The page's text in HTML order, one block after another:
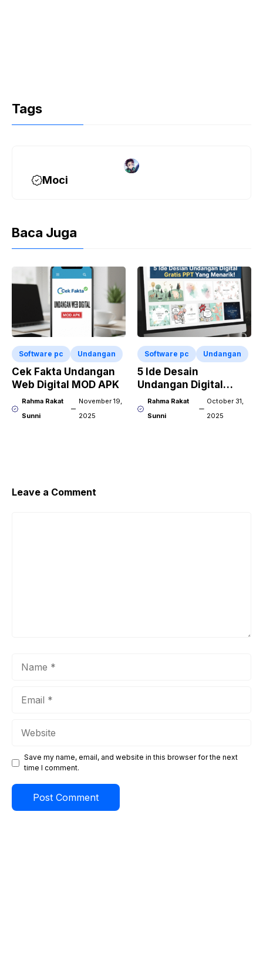
Tags
Moci
Baca Juga
Software pc Undangan
Cek Fakta Undangan
Web Digital MOD APK
Rahma Rakat
Sunni
November 19,
2025
Software pc Undangan
5 Ide Desain
Undangan Digital
Gratis PPT Yang
Menarik!
Rahma Rakat
Sunni
October 31,
2025
Leave a Comment
Save my name, email, and website in this browser for the next
time I comment.